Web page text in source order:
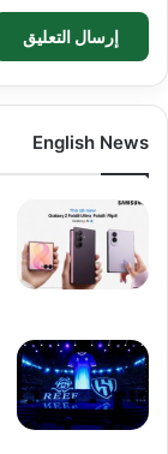
English News